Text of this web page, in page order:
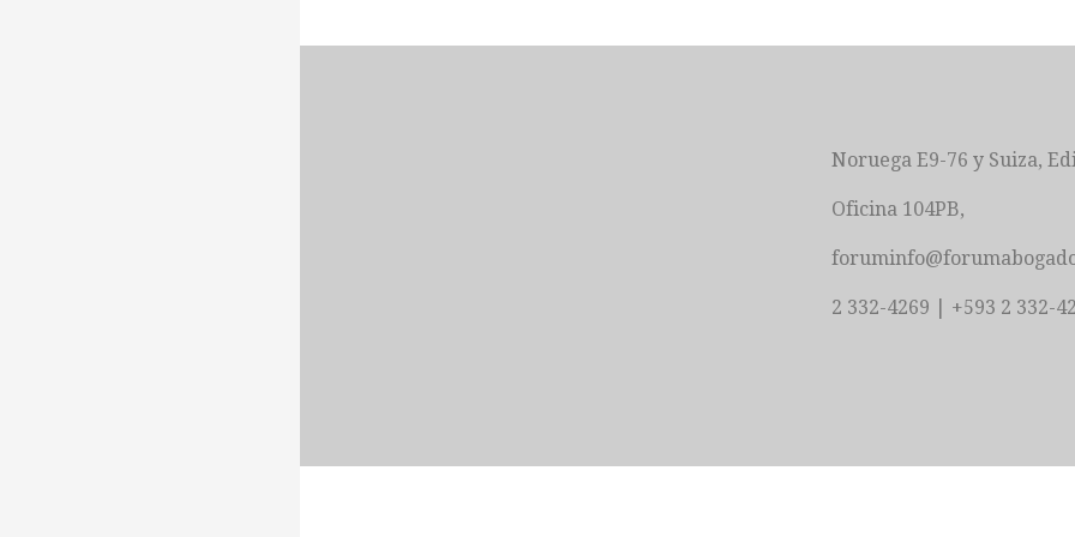
Noruega E9-76 y Suiza,
Oficina 104PB,
2 332-4269 | +593 2 332-